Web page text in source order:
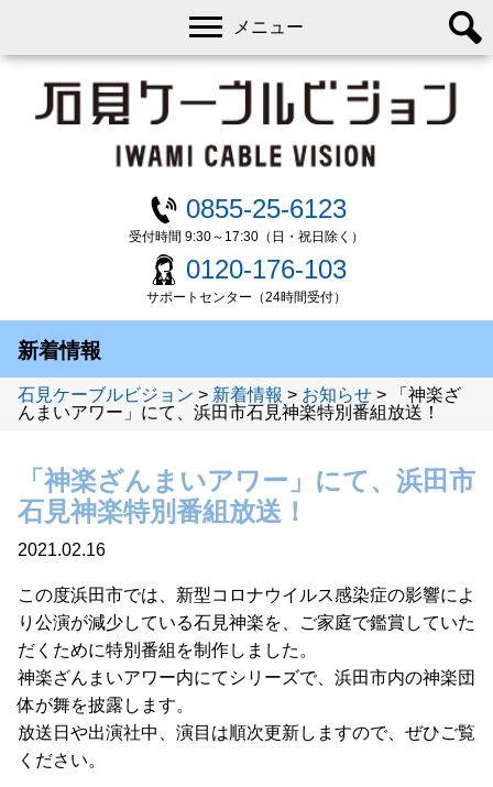
0855-25-6123
受付時間 9:30～17:30（日・祝日除く）
0120-176-103
サポートセンター（24時間受付）
メニュー
新着情報
石見ケーブルビジョン > 新着情報 > お知らせ >
「神楽ざ
んまいアワー」にて、浜田市石見神楽特別番組放送！
「神楽ざんまいアワー」にて、浜田市
石見神楽特別番組放送！
2021.02.16
この度浜田市では、新型コロナウイルス感染症の影響によ
り公演が減少している石見神楽を、ご家庭で鑑賞していた
だくために特別番組を制作しました。
神楽ざんまいアワー内にてシリーズで、浜田市内の神楽団
体が舞を披露します。
放送日や出演社中、演目は順次更新しますので、ぜひご覧
ください。